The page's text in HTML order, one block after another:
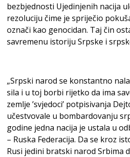
bezbjednosti Ujedinjenih nacija
rezoluciju čime je spriječio
označi kao genocidan. Taj čin
savremenu istoriju Srpske i
„Srpski narod se konstantno
sila i u toj borbi rijetko da ima
zemlje ʼsvjedociʼ potpisivanja
učestvovale u bombardovanju
godine jedna nacija je ustala u
– Ruska Federacija. Da se kroz
Rusi jedini bratski narod Srbima